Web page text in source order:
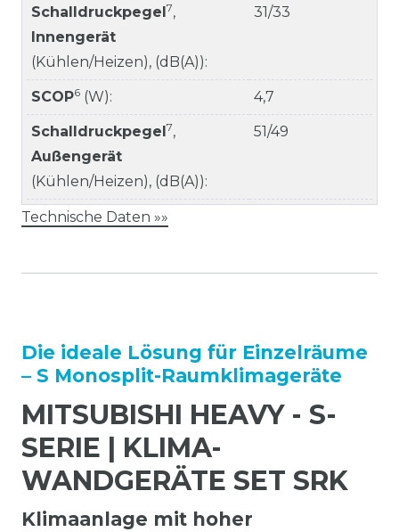
Schalldruckpegel 7,
Innengerät
(Kühlen/Heizen), (dB(A)):
31/33
SCOP6 (W): 4,7
Schalldruckpegel 7,
Außengerät
(Kühlen/Heizen), (dB(A)):
51/49
Technische Daten »»
Die ideale Lösung für Einzelräume
– S Monosplit-Raumklimageräte
MITSUBISHI HEAVY - S-
SERIE | KLIMA-
WANDGERÄTE SET SRK
Klimaanlage mit hoher